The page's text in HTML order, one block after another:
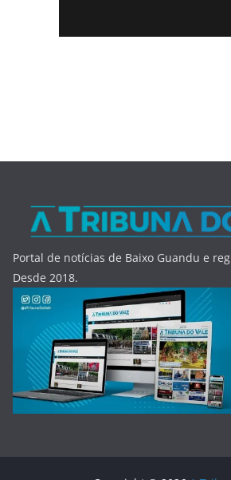
Portal de notícias de Baixo Guandu e
Desde 2018.